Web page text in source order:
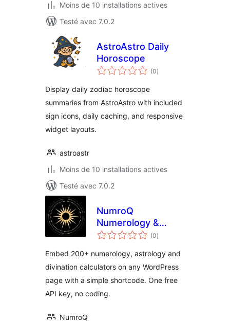
Moins de 10 installations actives
Testé avec 7.0.2
AstroAstro Daily
Horoscope
(0notes
en
)
Display daily zodiac horoscope
summaries from AstroAstro with included
sign icons, daily caching, and responsive
widget layouts.
astroastr
Moins de 10 installations actives
Testé avec 7.0.2
NumroQ
Numerology &
Astrology
(0notes
en
)
Embed 200+ numerology, astrology and
divination calculators on any WordPress
page with a simple shortcode. One free
API key, no coding.
NumroQ